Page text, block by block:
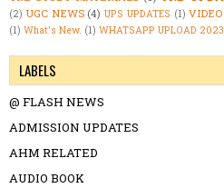
(2) UGC NEWS (4) UPS UPDATES (1) VIDEO
(1) What's New. (1) WHATSAPP UPLOAD 2023
LABELS
@ FLASH NEWS
ADMISSION UPDATES
AHM RELATED
AUDIO BOOK